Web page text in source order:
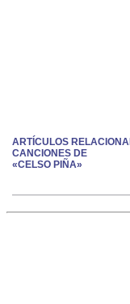
ARTÍCULOS
CANCIONES DE
«CELSO PIÑA»